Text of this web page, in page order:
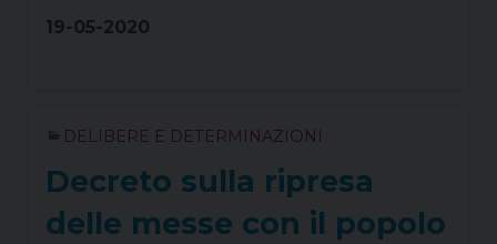
19-05-2020
DELIBERE E DETERMINAZIONI
Decreto sulla ripresa
delle messe con il popolo